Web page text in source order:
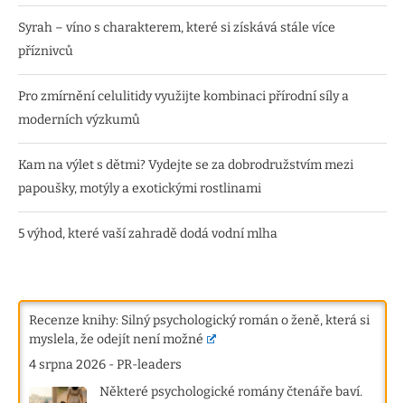
Syrah – víno s charakterem, které si získává stále více
příznivců
Pro zmírnění celulitidy využijte kombinaci přírodní síly a
moderních výzkumů
Kam na výlet s dětmi? Vydejte se za dobrodružstvím mezi
papoušky, motýly a exotickými rostlinami
5 výhod, které vaší zahradě dodá vodní mlha
Recenze knihy: Silný psychologický román o ženě, která si
myslela, že odejít není možné
4 srpna 2026 -PR-leaders
Některé psychologické romány čtenáře baví.